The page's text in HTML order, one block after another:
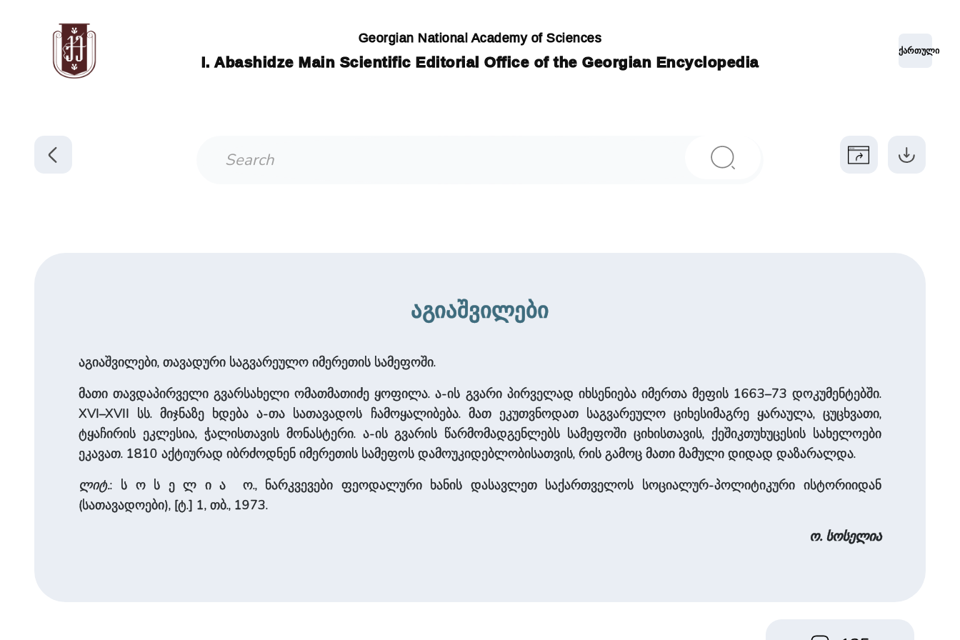
Georgian National Academy of Sciences
I. Abashidze Main Scientific Editorial Office of the Georgian Encyclopedia
ქართული
აგიაშვილები
აგიაშვილები, თავადური საგვარეულო იმერეთის სამეფოში.
მათი თავდაპირველი გვარსახელი ომათმათიძე ყოფილა. ა-ის გვარი პირველად იხსენიება იმერთა მეფის 1663–73 დოკუმენტებში.
XVI–XVII სს. მიჯნაზე ხდება ა-თა სათავადოს ჩამოყალიბება. მათ ეკუთვნოდათ საგვარეულო ციხესიმაგრე ყარაულა, ცუცხვათი,
ტყაჩირის ეკლესია, ჭალისთავის მონასტერი. ა-ის გვარის წარმომადგენლებს სამეფოში ციხისთავის, ქეშიკთუხუცესის სახელოები
ეკავათ. 1810 აქტიურად იბრძოდნენ იმერეთის სამეფოს დამოუკიდებლობისათვის, რის გამოც მათი მამული დიდად დაზარალდა.
ლიტ.: ს ო ს ე ლ ი ა ო., ნარკვევები ფეოდალური ხანის დასავლეთ საქართველოს სოციალურ-პოლიტიკური ისტორიიდან
(სათავადოები), [ტ.] 1, თბ., 1973.
ო. სოსელია